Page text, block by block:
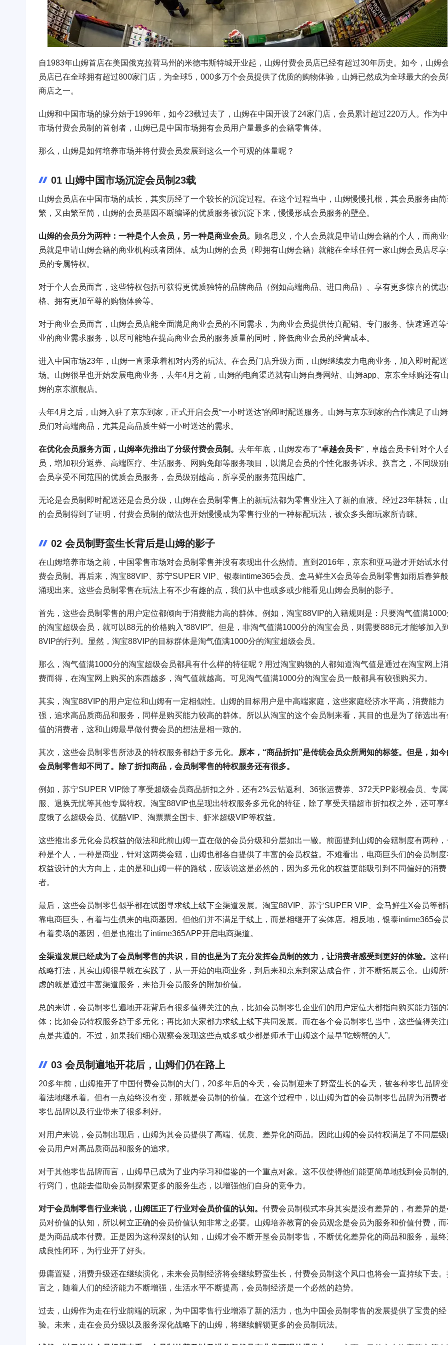
自1983年山姆首店在美国俄克拉荷马州的米德韦斯特城开业起，山姆付费会员店已经有超过30年历史。如今，山姆
员店已在全球拥有超过800家门店，为全球5，000多万个会员提供了优质的购物体验，山姆已然成为全球最大的会员
商店之一。
山姆和中国市场的缘分始于1996年，如今23载过去了，山姆在中国开设了24家门店，会员累计超过220万人。作为中
市场付费会员制的首创者，山姆已是中国市场拥有会员用户量最多的会籍零售体。
那么，山姆是如何培养市场并将付费会员发展到这么一个可观的体量呢？
01 山姆中国市场沉淀会员制23载
山姆会员店在中国市场的成长，其实历经了一个较长的沉淀过程。在这个过程当中，山姆慢慢扎根，其会员服务由简
繁，又由繁至简，山姆的会员基因不断编译的优质服务被沉淀下来，慢慢形成会员服务的壁垒。
山姆的会员分为两种：一种是个人会员，另一种是商业会员。
顾名思义，个人会员就是申请山姆会籍的个人，而商业
员就是申请山姆会籍的商业机构或者团体。成为山姆的会员（即拥有山姆会籍）就能在全球任何一家山姆会员店尽享
员的专属特权。
对于个人会员而言，这些特权包括可获得更优质独特的品牌商品（例如高端商品、进口商品）、享有更多惊喜的优惠
格、拥有更加至尊的购物体验等。
对于商业会员而言，山姆会员店能全面满足商业会员的不同需求，为商业会员提供传真配销、专门服务、快速通道等
业的商业需求服务，以尽可能地在提高商业会员的服务质量的同时，降低商业会员的经营成本。
进入中国市场23年，山姆一直秉承着相对内秀的玩法。在会员门店升级方面，山姆继续发力电商业务，加入即时配
场。山姆很早也开始发展电商业务，去年4月之前，山姆的电商渠道就有山姆自身网站、山姆app、京东全球购还有山
姆的京东旗舰店。
去年4月之后，山姆入驻了京东到家，正式开启会员“一小时送达”的即时配送服务。山姆与京东到家的合作满足了山
员们对高端商品，尤其是高品质生鲜一小时送达的需求。
在优化会员服务方面，山姆率先推出了分级付费会员制。 去年年底，山姆发布了“卓越会员卡”，卓越会员卡针对个人
员，增加积分返券、高端医疗、生活服务、网购免邮等服务项目，以满足会员的个性化服务诉求。换言之，不同级别
会员享受不同范围的优质会员服务，会员级别越高，所享受的服务范围越广。
无论是会员制即时配送还是会员分级，山姆在会员制零售上的新玩法都为零售业注入了新的血液。经过23年耕耘，
的会员制得到了证明，付费会员制的做法也开始慢慢成为零售行业的一种标配玩法，被众多头部玩家所青睐。
02 会员制野蛮生长背后是山姆的影子
在山姆培养市场之前，中国零售市场对会员制零售并没有表现出什么热情。直到2016年，京东和亚马逊才开始试水付
费会员制。再后来，淘宝88VIP、苏宁SUPER VIP、银泰intime365会员、盒马鲜生X会员等会员制零售如雨后春笋般
涌现出来。这些会员制零售在玩法上有不少有趣的点，我们从中也或多或少能看见山姆会员制的影子。
首先，这些会员制零售的用户定位都倾向于消费能力高的群体。例如，淘宝88VIP的入籍规则是：只要淘气值满1000
的淘宝超级会员，就可以88元的价格购入“88VIP”。但是，非淘气值满1000分的淘宝会员，则需要888元才能够加入
8VIP的行列。显然，淘宝88VIP的目标群体是淘气值满1000分的淘宝超级会员。
那么，淘气值满1000分的淘宝超级会员都具有什么样的特征呢？用过淘宝购物的人都知道淘气值是通过在淘宝网上消
费而得，在淘宝网上购买的东西越多，淘气值就越高。可见淘气值满1000分的淘宝会员一般都具有较强购买力。
其实，淘宝88VIP的用户定位和山姆有一定相似性。山姆的目标用户是中高端家庭，这些家庭经济水平高，消费能力
强，追求高品质商品和服务，同样是购买能力较高的群体。所以从淘宝的这个会员制来看，其目的也是为了筛选出有
值的消费者，这和山姆最早做付费会员的想法是相一致的。
其次，这些会员制零售所涉及的特权服务都趋于多元化。
原本，“商品折扣”是传统会员众所周知的标签。但是，如今
会员制零售却不同了。除了折扣商品，会员制零售的特权服务还有很多。
例如，苏宁SUPER VIP除了享受超级会员商品折扣之外，还有2%云钻返利、36张运费券、372天PP影视会员、专属
服、退换无忧等其他专属特权。淘宝88VIP也呈现出特权服务多元化的特征，除了享受天猫超市折扣权之外，还可享
度饿了么超级会员、优酷VIP、淘票票全国卡、虾米超级VIP等权益。
这些推出多元化会员权益的做法和此前山姆一直在做的会员分级和分层如出一辙。前面提到山姆的会籍制度有两种，
种是个人，一种是商业，针对这两类会籍，山姆也都各自提供了丰富的会员权益。不难看出，电商巨头们的会员制度
权益设计的大方向上，走的是和山姆一样的路线，应该说这是必然的，因为多元化的权益更能吸引到不同偏好的消费
者。
最后，这些会员制零售似乎都在试图寻求线上线下全渠道发展。淘宝88VIP、苏宁SUPER VIP、盒马鲜生X会员等都
靠电商巨头，有着与生俱来的电商基因。但他们并不满足于线上，而是相继开了实体店。相反地，银泰intime365会
有着卖场的基因，但是也推出了intime365APP开启电商渠道。
全渠道发展已经成为了会员制零售的共识，目的也是为了充分发挥会员制的效力，让消费者感受到更好的体验。 这样
战略打法，其实山姆很早就在实践了，从一开始的电商业务，到后来和京东到家达成合作，并不断拓展云仓。山姆所
虑的就是通过丰富渠道服务，来抬升会员服务的附加价值。
总的来讲，会员制零售遍地开花背后有很多值得关注的点，比如会员制零售企业们的用户定位大都指向购买能力强的
体；比如会员特权服务趋于多元化；再比如大家都力求线上线下共同发展。而在各个会员制零售当中，这些值得关注
点是共通的。不过，如果我们细心观察会发现这些点或多或少都是师承于山姆这个最早“吃螃蟹的人”。
03 会员制遍地开花后，山姆们仍在路上
20多年前，山姆推开了中国付费会员制的大门，20多年后的今天，会员制迎来了野蛮生长的春天，被各种零售品牌变
着法地继承着。但有一点始终没有变，那就是会员制的价值。在这个过程中，以山姆为首的会员制零售品牌为消费者
零售品牌以及行业带来了很多利好。
对用户来说，会员制出现后，山姆为其会员提供了高端、优质、差异化的商品。因此山姆的会员特权满足了不同层级
会员用户对高品质商品和服务的追求。
对于其他零售品牌而言，山姆早已成为了业内学习和借鉴的一个重点对象。这不仅使得他们能更简单地找到会员制的
行窍门，也能去借助会员制探索更多的服务生态，以增强他们自身的竞争力。
对于会员制零售行业来说，山姆匡正了行业对会员价值的认知。 付费会员制模式本身其实是没有差异的，有差异的是
员对价值的认知，所以树立正确的会员价值认知非常之必要。山姆培养教育的会员观念是会员为服务和价值付费，而
是为商品成本付费。正是因为这种深刻的认知，山姆才会不断开垦会员制零售，不断优化差异化的商品和服务，最终
成良性闭环，为行业开了好头。
毋庸置疑，消费升级还在继续演化，未来会员制经济将会继续野蛮生长，付费会员制这个风口也将会一直持续下去。
言之，随着人们的经济能力不断增强，生活水平不断提高，会员制经济是一个必然的趋势。
过去，山姆作为走在行业前端的玩家，为中国零售行业增添了新的活力，也为中国会员制零售的发展提供了宝贵的经
验。未来，走在会员分级以及服务深化战略下的山姆，将继续解锁更多的会员制玩法。